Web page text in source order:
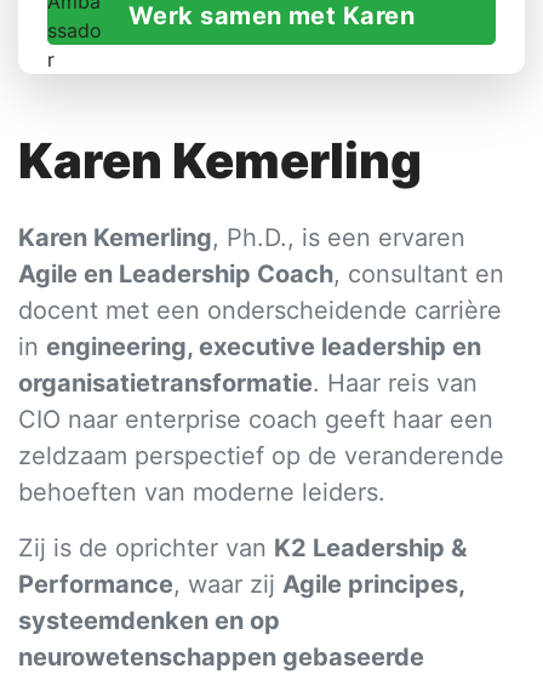
Werk samen met Karen
Karen Kemerling
Karen Kemerling, Ph.D., is een ervaren
Agile en Leadership Coach, consultant en
docent met een onderscheidende carrière
in engineering, executive leadership en
organisatietransformatie. Haar reis van
CIO naar enterprise coach geeft haar een
zeldzaam perspectief op de veranderende
behoeften van moderne leiders.
Zij is de oprichter van K2 Leadership &
Performance, waar zij Agile principes,
systeemdenken en op
neurowetenschappen gebaseerde